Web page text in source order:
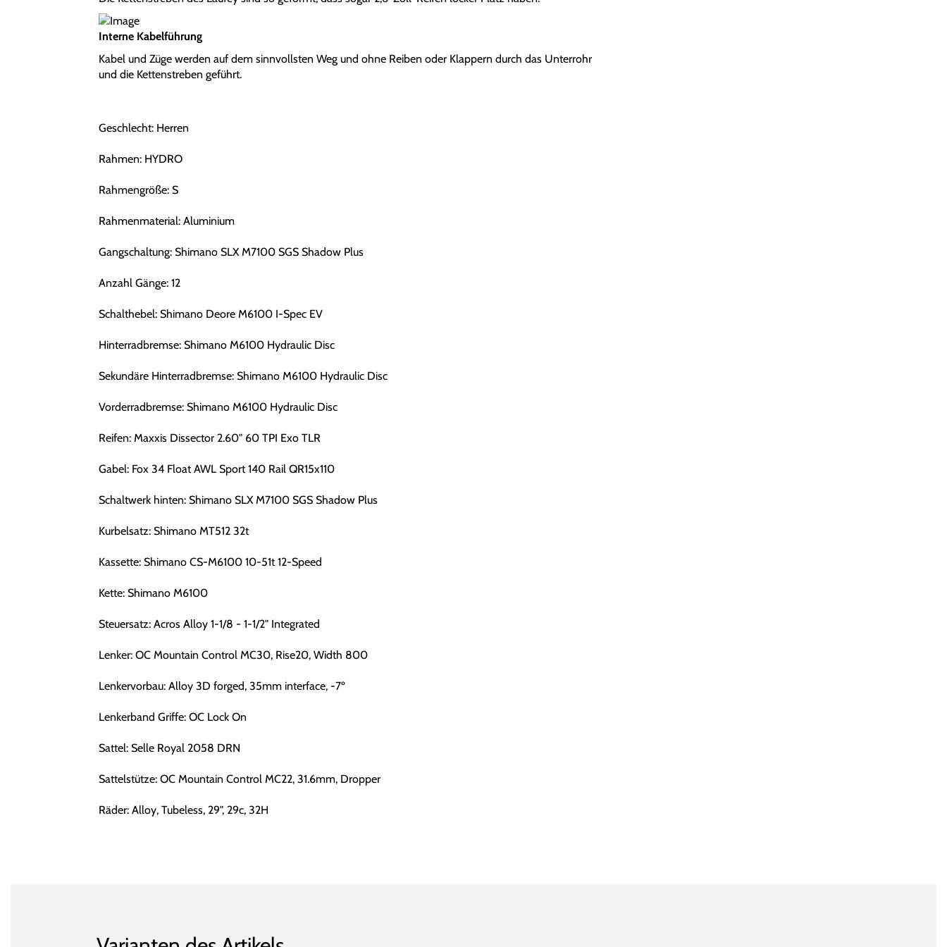
Interne Kabelführung
Kabel und Züge werden auf dem sinnvollsten Weg und ohne Reiben oder Klappern durch das Unterrohr
und die Kettenstreben geführt.
Geschlecht: Herren
Rahmen: HYDRO
Rahmengröße: S
Rahmenmaterial: Aluminium
Gangschaltung: Shimano SLX M7100 SGS Shadow Plus
Anzahl Gänge: 12
Schalthebel: Shimano Deore M6100 I-Spec EV
Hinterradbremse: Shimano M6100 Hydraulic Disc
Sekundäre Hinterradbremse: Shimano M6100 Hydraulic Disc
Vorderradbremse: Shimano M6100 Hydraulic Disc
Reifen: Maxxis Dissector 2.60" 60 TPI Exo TLR
Gabel: Fox 34 Float AWL Sport 140 Rail QR15x110
Schaltwerk hinten: Shimano SLX M7100 SGS Shadow Plus
Kurbelsatz: Shimano MT512 32t
Kassette: Shimano CS-M6100 10-51t 12-Speed
Kette: Shimano M6100
Steuersatz: Acros Alloy 1-1/8 - 1-1/2" Integrated
Lenker: OC Mountain Control MC30, Rise20, Width 800
Lenkervorbau: Alloy 3D forged, 35mm interface, -7º
Lenkerband Griffe: OC Lock On
Sattel: Selle Royal 2058 DRN
Sattelstütze: OC Mountain Control MC22, 31.6mm, Dropper
Räder: Alloy, Tubeless, 29", 29c, 32H